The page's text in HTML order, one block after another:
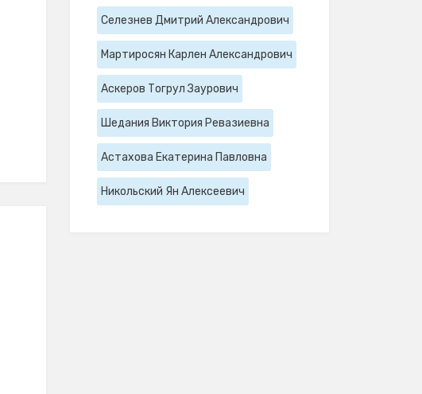
Селезнев Дмитрий Александрович
Мартиросян Карлен Александрович
Аскеров Тогрул Заурович
Шедания Виктория Ревазиевна
Астахова Екатерина Павловна
Никольский Ян Алексеевич